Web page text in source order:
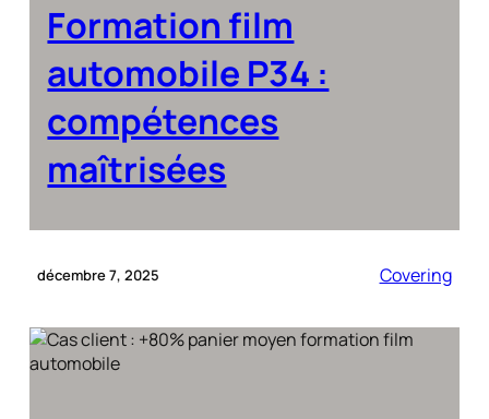
Formation film
automobile P34 :
compétences
maîtrisées
décembre 7, 2025 Covering